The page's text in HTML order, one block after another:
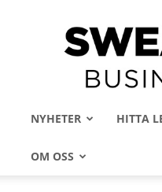
NYHETER HITTA
OM OSS